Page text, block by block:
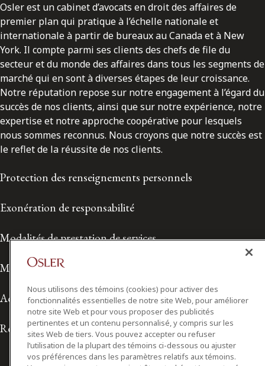
Osler est un cabinet d’avocats en droit des affaires de
premier plan qui pratique à l’échelle nationale et
internationale à partir de bureaux au Canada et à New
York. Il compte parmi ses clients des chefs de file du
secteur et du monde des affaires dans tous les segments de
marché qui en sont à diverses étapes de leur croissance.
Notre réputation repose sur notre engagement à l’égard du
succès de nos clients, ainsi que sur notre expérience, notre
expertise et notre approche coopérative pour lesquels
nous sommes reconnus. Nous croyons que notre succès est
le reflet de la réussite de nos clients.
Protection des renseignements personnels
Exonération de responsabilité
Modalités de prestation de services
Modalités d'utilisation
Accessibilité
Relations avec les médias
Nous utilisons des témoins (cookies) pour activer des
fonctionnalités essentielles de notre site Web, pour améliorer
notre site Web et pour vous proposer des publicités
pertinentes et un contenu personnalisé, y compris sur les
sites Web de tiers. Vous pouvez accepter ou refuser
l’utilisation de la plupart des témoins ci-dessous ou ajuster
vos préférences dans les paramètres relatifs aux témoins.